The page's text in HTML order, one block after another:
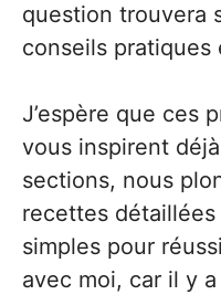
question trouvera
conseils pratiques
J’espère que ces
vous inspirent
sections, nous
recettes
simples pour
avec moi, car il y